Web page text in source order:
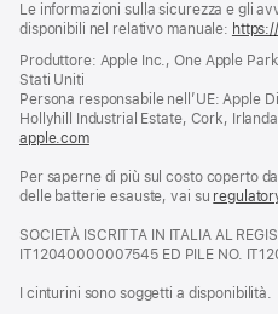
di
pagina
a
piè
di
pagina
Le informazioni sulla sicurezza e gli
disponibili nel relativo manuale:
Produttore: Apple Inc., One Apple
Stati Uniti
Persona responsabile nell’UE: Apple
Hollyhill Industrial Estate, Cork, Irlanda
apple.com(si
una
nuova
Per saperne di più sul costo coperto
delle batterie esauste, vai su
SOCIETÀ ISCRITTA IN ITALIA AL
IT12040000007545 ED PILE NO.
I cinturini sono soggetti a disponibilità.